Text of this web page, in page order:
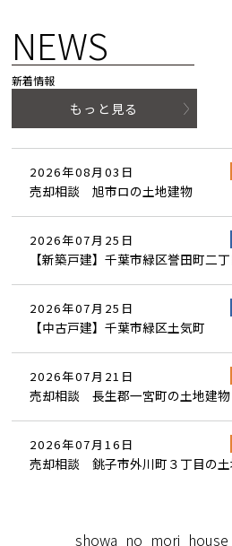
NEWS
新着情報
もっと見る
2026年08月03日
売却相談 旭市ロの土地建物
2026年07月25日
【新築戸建】千葉市緑区誉田町二丁
2026年07月25日
【中古戸建】千葉市緑区土気町
2026年07月21日
売却相談 長生郡一宮町の土地建物
2026年07月16日
売却相談 銚子市外川町３丁目の